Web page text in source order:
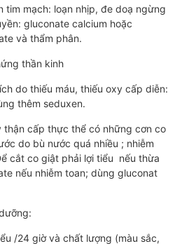
tim mạch: loạn nhịp, đe doạ ngừng
gluconate calcium hoặc
và thẩm phân.
thần kinh
do thiếu máu, thiếu oxy cấp diễn:
thêm seduxen.
thận cấp thực thể có những cơn co
do bù nước quá nhiều ; nhiễm
cắt co giật phải lợi tiểu nếu thừa
nếu nhiễm toan; dùng gluconat
/24 giờ và chất lượng (màu sắc,